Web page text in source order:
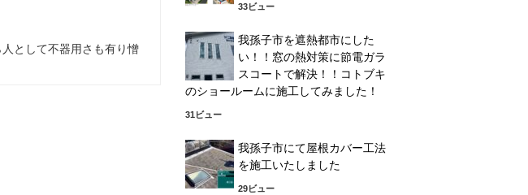
として不器用さも有り憎
33ビュー
我孫子市を遮熱都市にした
い！！窓の熱対策に節電ガラ
スコートで解決！！コトブキ
のショールームに施工してみました！
31ビュー
我孫子市にて屋根カバー工法
を施工いたしました
29ビュー